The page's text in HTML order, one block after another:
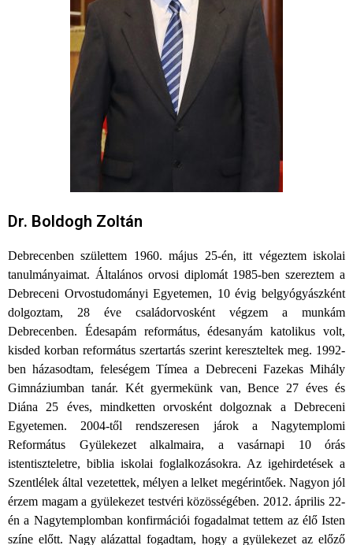
Dr. Boldogh Zoltán
Debrecenben születtem 1960. május 25-én, itt végeztem iskolai
tanulmányaimat. Általános orvosi diplomát 1985-ben szereztem a
Debreceni Orvostudományi Egyetemen, 10 évig belgyógyászként
dolgoztam, 28 éve családorvosként végzem a munkám
Debrecenben. Édesapám református, édesanyám katolikus volt,
kisded korban református szertartás szerint kereszteltek meg. 1992-
ben házasodtam, feleségem Tímea a Debreceni Fazekas Mihály
Gimnáziumban tanár. Két gyermekünk van, Bence 27 éves és
Diána 25 éves, mindketten orvosként dolgoznak a Debreceni
Egyetemen. 2004-től rendszeresen járok a Nagytemplomi
Református Gyülekezet alkalmaira, a vasárnapi 10 órás
istentiszteletre, biblia iskolai foglalkozásokra. Az igehirdetések a
Szentlélek által vezetettek, mélyen a lelket megérintőek. Nagyon jól
érzem magam a gyülekezet testvéri közösségében. 2012. április 22-
én a Nagytemplomban konfirmációi fogadalmat tettem az élő Isten
színe előtt. Nagy alázattal fogadtam, hogy a gyülekezet az előző